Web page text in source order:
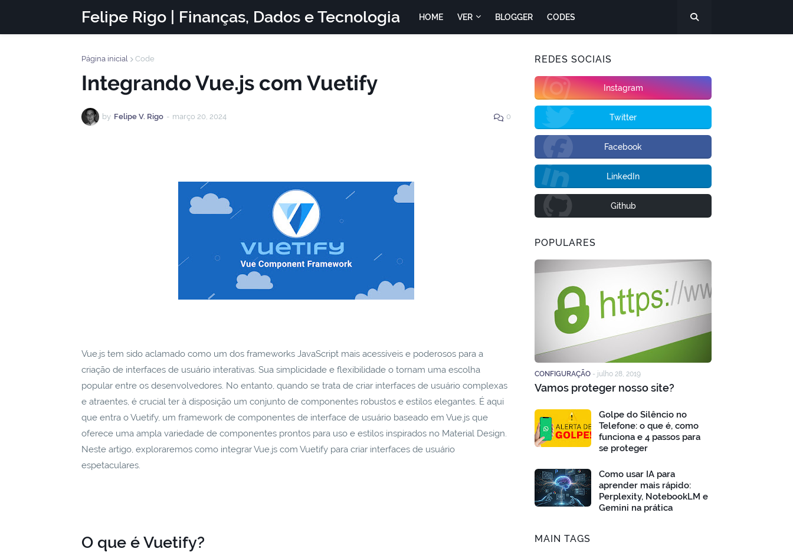
Felipe Rigo | Finanças, Dados e Tecnologia HOME VER BLOGGER CODES
Página inicial Code
Integrando Vue.js com Vuetify
by Felipe V. Rigo - março 20, 2024 0
Vue.js tem sido aclamado como um dos frameworks JavaScript mais acessíveis e poderosos para a
criação de interfaces de usuário interativas. Sua simplicidade e flexibilidade o tornam uma escolha
popular entre os desenvolvedores. No entanto, quando se trata de criar interfaces de usuário complexas
e atraentes, é crucial ter à disposição um conjunto de componentes robustos e estilos elegantes. É aqui
que entra o Vuetify, um framework de componentes de interface de usuário baseado em Vue.js que
oferece uma ampla variedade de componentes prontos para uso e estilos inspirados no Material Design.
Neste artigo, exploraremos como integrar Vue.js com Vuetify para criar interfaces de usuário
espetaculares.
O que é Vuetify?
REDES SOCIAIS
Instagram
Twitter
Facebook
LinkedIn
Github
POPULARES
CONFIGURAÇÃO - julho 28, 2019
Vamos proteger nosso site?
Golpe do Silêncio no
Telefone: o que é, como
funciona e 4 passos para
se proteger
Como usar IA para
aprender mais rápido:
Perplexity, NotebookLM e
Gemini na prática
MAIN TAGS